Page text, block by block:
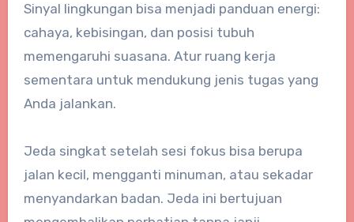
Sinyal lingkungan bisa menjadi panduan energi:
cahaya, kebisingan, dan posisi tubuh
memengaruhi suasana. Atur ruang kerja
sementara untuk mendukung jenis tugas yang
Anda jalankan.
Jeda singkat setelah sesi fokus bisa berupa
jalan kecil, mengganti minuman, atau sekadar
menyandarkan badan. Jeda ini bertujuan